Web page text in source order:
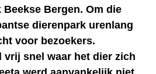
Bergen. Om die
dierenpark urenlang
voor bezoekers.
vrij snel waar het dier zich